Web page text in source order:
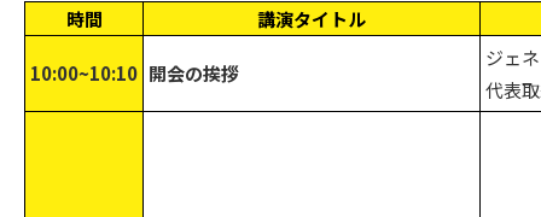
時間 講演タイトル
10:00~10:10 開会の挨拶
ジェ
代表